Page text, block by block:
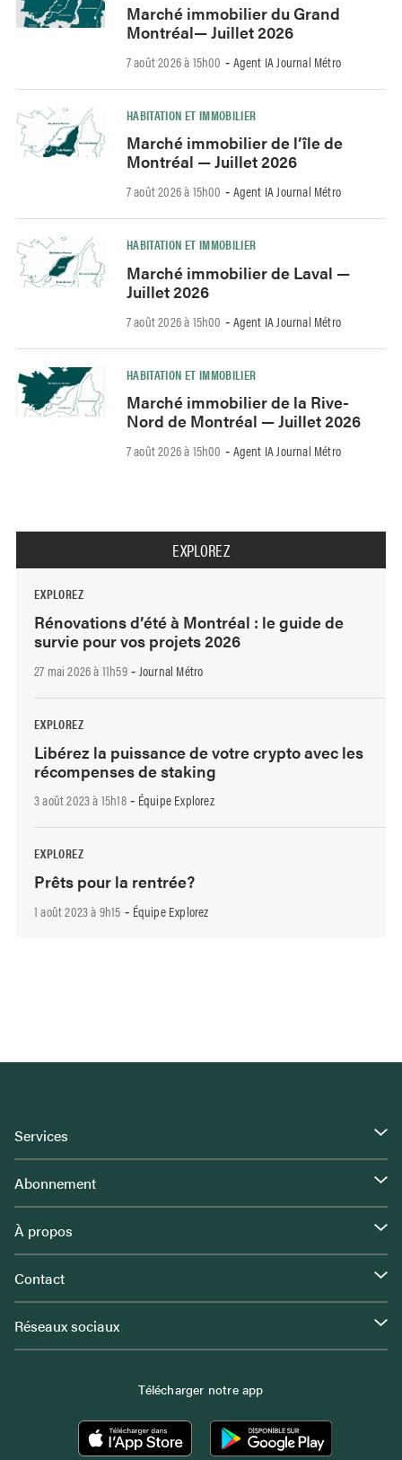
Marché immobilier du Grand
Montréal— Juillet 2026
7 août 2026 à 15h00 - Agent IA Journal Métro
HABITATION ET IMMOBILIER
Marché immobilier de l’île de
Montréal — Juillet 2026
7 août 2026 à 15h00 - Agent IA Journal Métro
HABITATION ET IMMOBILIER
Marché immobilier de Laval —
Juillet 2026
7 août 2026 à 15h00 - Agent IA Journal Métro
HABITATION ET IMMOBILIER
Marché immobilier de la Rive-
Nord de Montréal — Juillet 2026
7 août 2026 à 15h00 - Agent IA Journal Métro
EXPLOREZ
EXPLOREZ
Rénovations d’été à Montréal : le guide de
survie pour vos projets 2026
27 mai 2026 à 11h59- Journal Métro
EXPLOREZ
Libérez la puissance de votre crypto avec les
récompenses de staking
3 août 2023 à 15h18- Équipe Explorez
EXPLOREZ
Prêts pour la rentrée?
1 août 2023 à 9h15 - Équipe Explorez
Services
Abonnement
À propos
Contact
Réseaux sociaux
Télécharger notre app